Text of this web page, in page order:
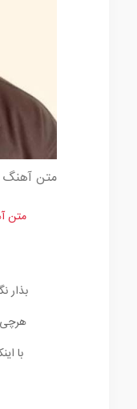
متن
متن
بذار
هرچی
با